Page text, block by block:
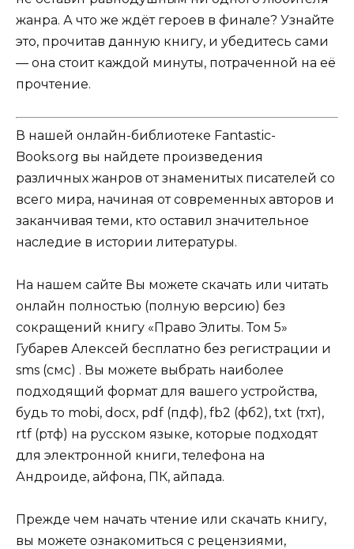
жанра. А что же ждёт героев в финале? Узнайте
это, прочитав данную книгу, и убедитесь сами
— она стоит каждой минуты, потраченной на её
прочтение.
В нашей онлайн-библиотеке Fantastic-
Books.org вы найдете произведения
различных жанров от знаменитых писателей со
всего мира, начиная от современных авторов и
заканчивая теми, кто оставил значительное
наследие в истории литературы.
На нашем сайте Вы можете скачать или читать
онлайн полностью (полную версию) без
сокращений книгу «Право Элиты. Том 5»
Губарев Алексей бесплатно без регистрации и
sms (смс) . Вы можете выбрать наиболее
подходящий формат для вашего устройства,
будь то mobi, docx, pdf (пдф), fb2 (фб2), txt (тхт),
rtf (ртф) на русском языке, которые подходят
для электронной книги, телефона на
Андроиде, айфона, ПК, айпада.
Прежде чем начать чтение или скачать книгу,
вы можете ознакомиться с рецензиями,